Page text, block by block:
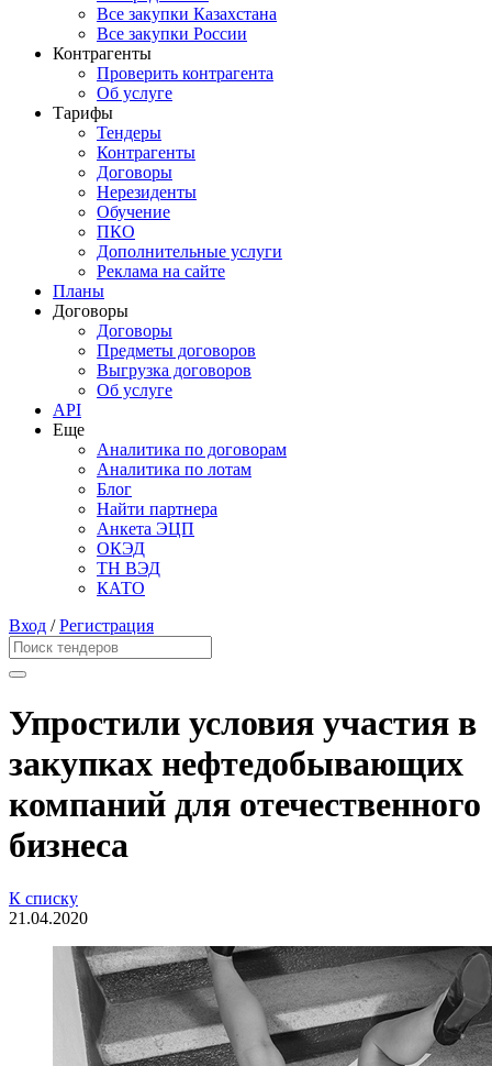
Все закупки Казахстана
Все закупки России
Контрагенты
Проверить контрагента
Об услуге
Тарифы
Тендеры
Контрагенты
Договоры
Нерезиденты
Обучение
ПКО
Дополнительные услуги
Реклама на сайте
Планы
Договоры
Договоры
Предметы договоров
Выгрузка договоров
Об услуге
API
Еще
Аналитика по договорам
Аналитика по лотам
Блог
Найти партнера
Анкета ЭЦП
ОКЭД
ТН ВЭД
КАТО
Вход /Регистрация
Упростили условия участия в
закупках нефтедобывающих
компаний для отечественного
бизнеса
К списку
21.04.2020